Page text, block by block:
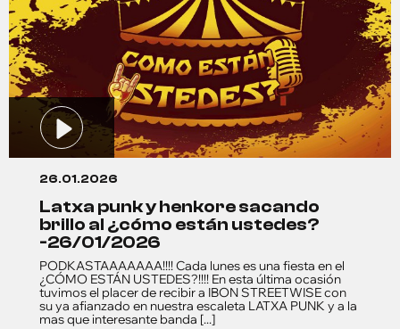
26.01.2026
latxa punk y henkore sacando
brillo al ¿cómo están ustedes?
-26/01/2026
PODKASTAAAAAAA!!!! Cada lunes es una fiesta en el
¿CÓMO ESTÁN USTEDES?!!!! En esta última ocasión
tuvimos el placer de recibir a IBON STREETWISE con
su ya afianzado en nuestra escaleta LATXA PUNK y a la
mas que interesante banda [...]